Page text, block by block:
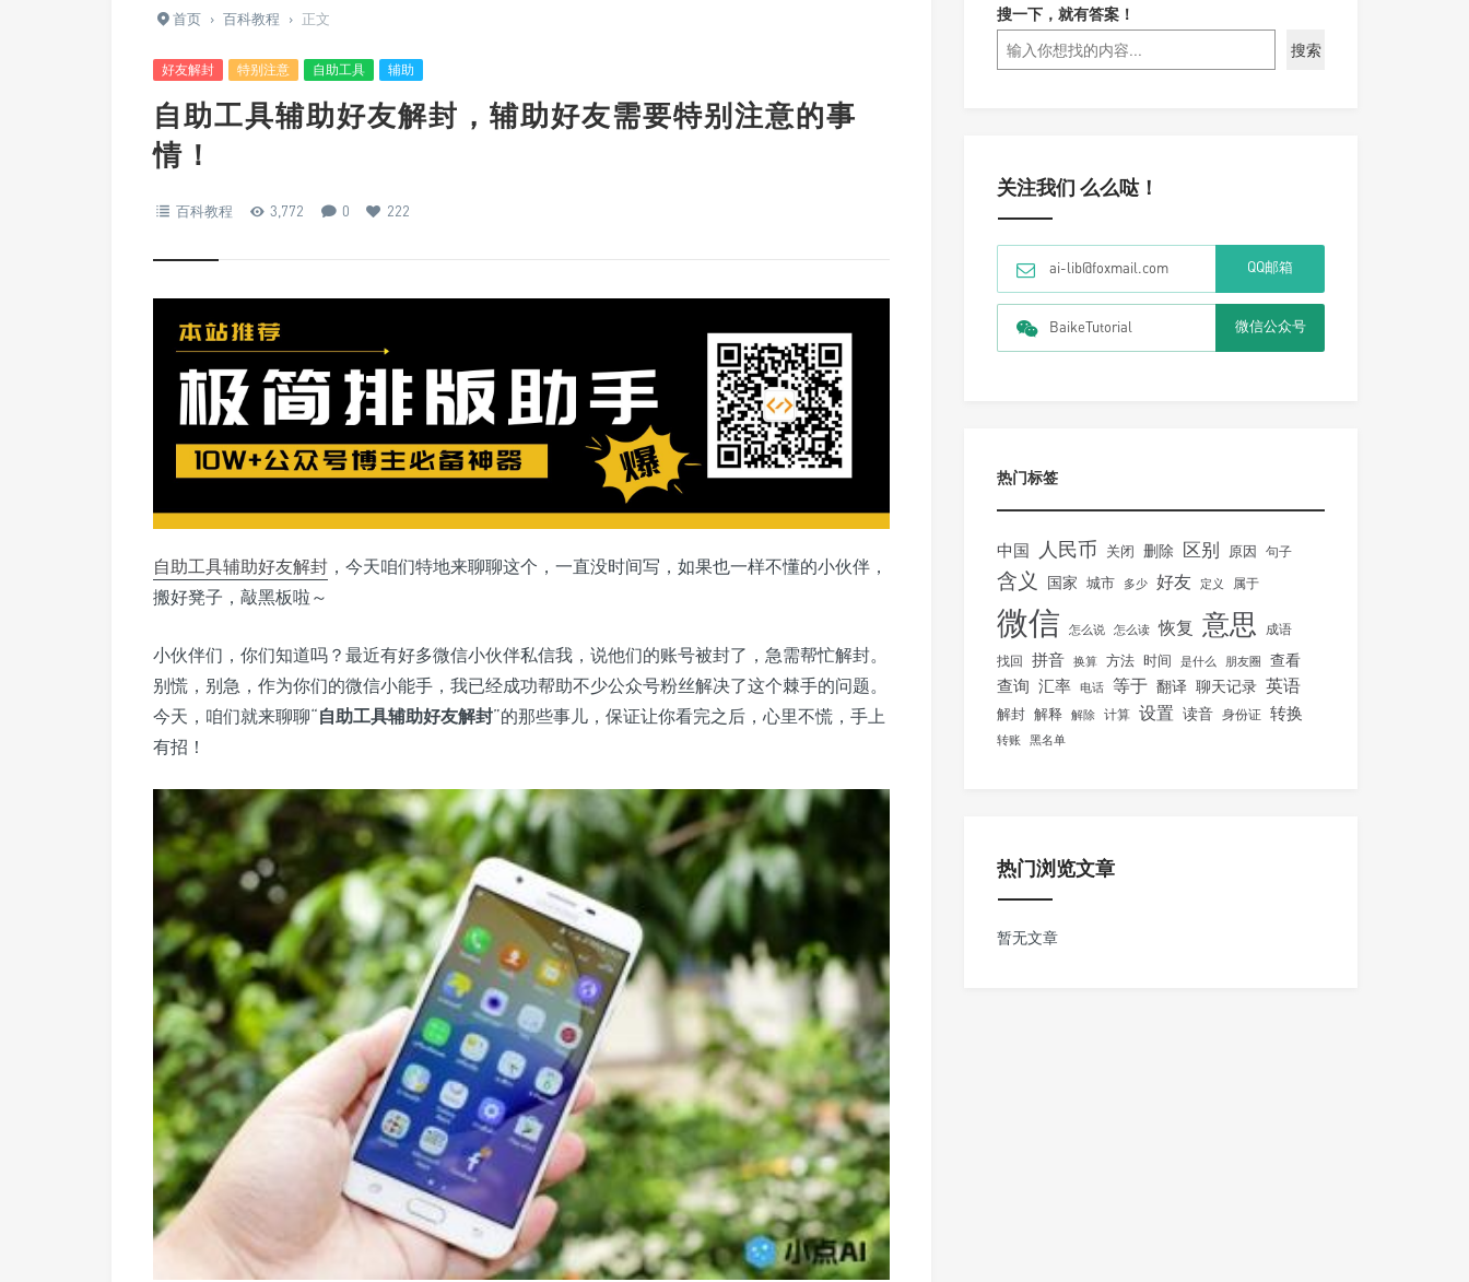
首页 › 百科教程 › 正文
好友解封 特别注意 自助工具 辅助
自助工具辅助好友解封，辅助好友需要特别注意的事
情！
百科教程 3,772 0 222
自助工具辅助好友解封 ，今天咱们特地来聊聊这个，一直没时间写，如果也一样不懂的小伙伴，
搬好凳子，敲黑板啦～
小伙伴们，你们知道吗？最近有好多微信小伙伴私信我，说他们的账号被封了，急需帮忙解封。
别慌，别急，作为你们的微信小能手，我已经成功帮助不少公众号粉丝解决了这个棘手的问题。
今天，咱们就来聊聊“自助工具辅助好友解封”的那些事儿，保证让你看完之后，心里不慌，手上
有招！
搜一下，就有答案！
搜索
关注我们 么么哒！
ai-lib@foxmail.com QQ邮箱
BaikeTutorial 微信公众号
热门标签
中国 人民币 关闭 删除 区别 原因 句子
含义 国家 城市 多少 好友 定义 属于
微信 怎么说 怎么读 恢复 意思 成语
找回 拼音 换算 方法 时间 是什么 朋友圈 查看
查询 汇率 电话 等于 翻译 聊天记录 英语
解封 解释 解除 计算 设置 读音 身份证 转换
转账 黑名单
热门浏览文章
暂无文章